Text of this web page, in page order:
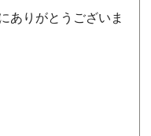
ありがとうございま